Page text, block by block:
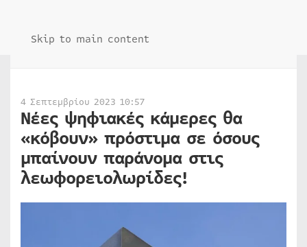
Skip to main content
4 Σεπτεμβρίου 2023 10:57
Νέες ψηφιακές κάμερες θα
«κόβουν» πρόστιμα σε όσους
μπαίνουν παράνομα στις
λεωφορειολωρίδες!